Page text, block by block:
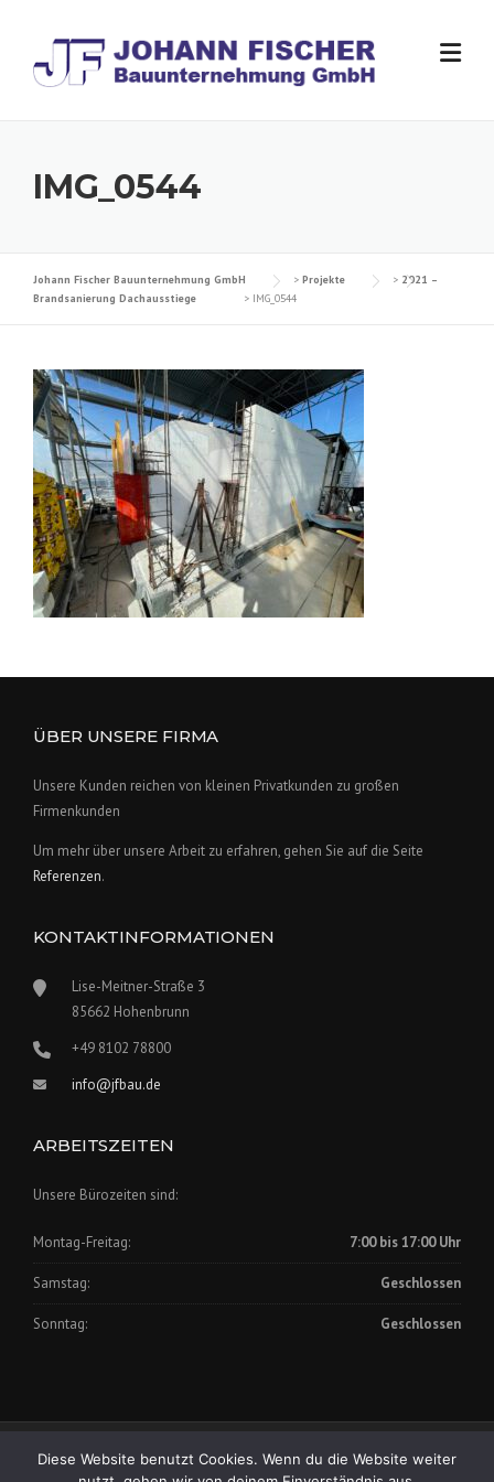
content
IMG_0544
Johann Fischer Bauunternehmung GmbH > Projekte > 2021 –
Brandsanierung Dachausstiege
> IMG_0544
ÜBER UNSERE FIRMA
Unsere Kunden reichen von kleinen Privatkunden zu großen
Firmenkunden
Um mehr über unsere Arbeit zu erfahren, gehen Sie auf die Seite
Referenzen.
KONTAKTINFORMATIONEN
Lise-Meitner-Straße 3
85662 Hohenbrunn
+49 8102 78800
info@jfbau.de
ARBEITSZEITEN
Unsere Bürozeiten sind:
Montag-Freitag: 7:00 bis 17:00 Uhr
Samstag: Geschlossen
Sonntag: Geschlossen
Impressum|Datenschutz
Diese Website benutzt Cookies. Wenn du die Website weiter